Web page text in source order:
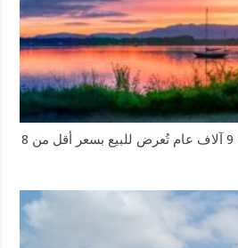
جزيرة في اسكتلندا عمرها 9 آلاف عام تُعرض للبيع بسعر أقل من 8